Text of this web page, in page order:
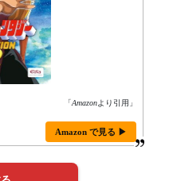
「Amazonより引用」
Amazon で見る ▶